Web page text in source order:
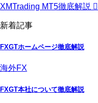
XMTrading MT5徹底解説
新着記事
FXGTホームページ徹底解説
海外FX
FXGT本社について徹底解説